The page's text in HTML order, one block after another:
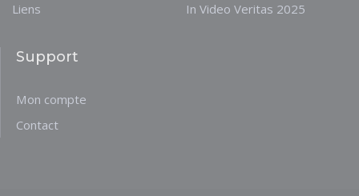
Liens
In Video Veritas 2025
Support
Mon compte
Contact